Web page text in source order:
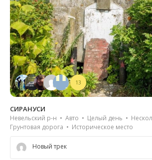
13
СИРАНУСИ
Невельский р-н • Авто • Целый день •
Грунтовая дорога • Историческое место
Новый трек